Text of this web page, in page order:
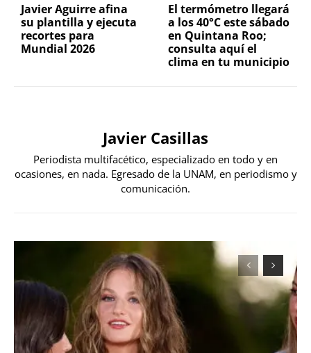
Javier Aguirre afina
su plantilla y ejecuta
recortes para
Mundial 2026
El termómetro llegará
a los 40°C este sábado
en Quintana Roo;
consulta aquí el
clima en tu municipio
Javier Casillas
Periodista multifacético, especializado en todo y en
ocasiones, en nada. Egresado de la UNAM, en periodismo y
comunicación.